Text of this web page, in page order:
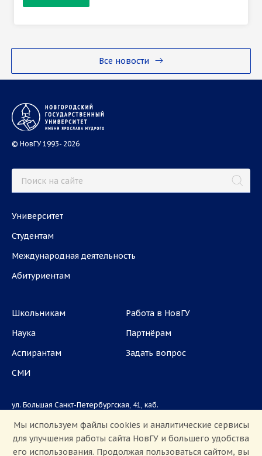
Все новости
© НовГУ 1993- 2026
Университет
Студентам
Международная деятельность
Абитуриентам
Школьникам
Наука
Аспирантам
СМИ
Работа в НовГУ
Партнёрам
Задать вопрос
ул. Большая Санкт-Петербургская, 41, каб.
Приемная комиссия: +7(8162)33-20-44
Мы используем файлы cookies и аналитические сервисы
для улучшения работы сайта НовГУ и большего удобства
его использования. Продолжая пользоваться сайтом, вы